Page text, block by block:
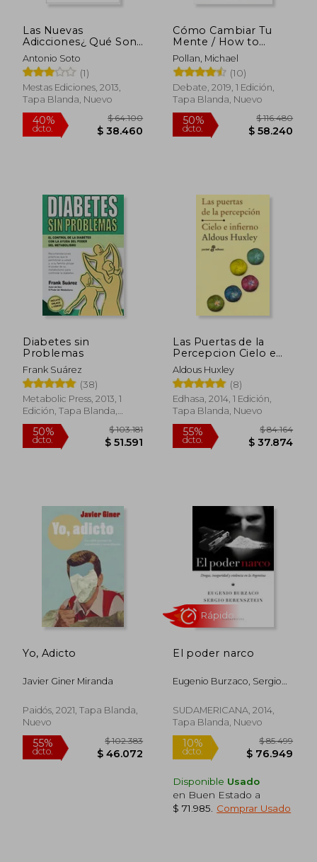
Las Nuevas
Adicciones¿ Qué Son?
Cómo Afrontarlas?
Antonio Soto
(1)
Mestas Ediciones, 2013,
Tapa Blanda, Nuevo
40%
dcto.
$ 64.100
$ 38.460
Cómo Cambiar Tu
Mente / How to
Change Your Mind: Lo
Que La Nueva Ciencia
de la Psicodelia Nos
Enseña Sobre La
Conciencia, La
La D
Pollan, Michael
(10)
Debate, 2019, 1 Edición,
Tapa Blanda, Nuevo
50%
dcto.
Diabetes sin
Problemas
Frank Suárez
(38)
Metabolic Press, 2013, 1
Edición, Tapa Blanda,
Nuevo
Las Puertas de la
Percepcion Cielo e
Infierno
Aldous Huxley
(8)
Edhasa, 2014, 1 Edición,
Tapa Blanda, Nuevo
Yo, Adicto
Javier Giner Miranda
Paidós, 2021, Tapa Blanda,
Nuevo
El poder narco
Eugenio Burzaco, Sergio
SUDAMERICANA, 2014,
Tapa Blanda, Nuevo
Disponible Usado
en Buen Estado a
$ 71.985
Comprar Usado